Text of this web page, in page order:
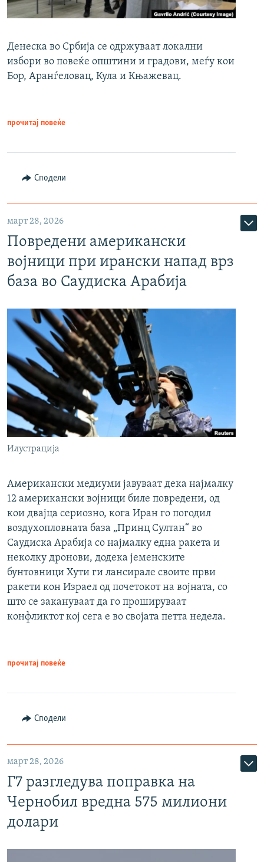
Денеска во Србија се одржуваат локални
избори во повеќе општини и градови, меѓу кои
Бор, Аранѓеловац, Кула и Књажевац.
прочитај повеќе
Сподели
март 28, 2026
Повредени американски
војници при ирански напад врз
база во Саудиска Арабија
Илустрација
Американски медиуми јавуваат дека најмалку
12 американски војници биле повредени, од
кои двајца сериозно, кога Иран го погодил
воздухопловната база „Принц Султан“ во
Саудиска Арабија со најмалку една ракета и
неколку дронови, додека јеменските
бунтовници Хути ги лансирале своите први
ракети кон Израел од почетокот на војната, со
што се закануваат да го прошируваат
конфликтот кој сега е во својата петта недела.
прочитај повеќе
Сподели
март 28, 2026
Г7 разгледува поправка на
Чернобил вредна 575 милиони
долари